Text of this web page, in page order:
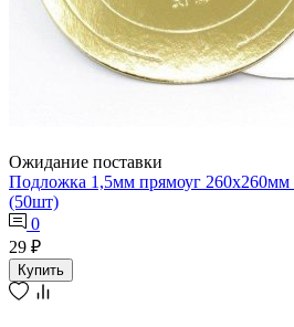
Ожидание поставки
Подложка 1,5мм прямоуг 260х260мм
(50шт)
0
29 ₽
Купить